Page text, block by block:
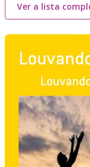
Ver a lista